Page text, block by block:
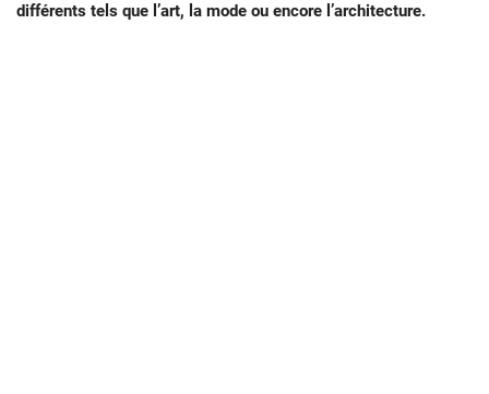
différents tels que l’art, la mode ou encore l’architecture.